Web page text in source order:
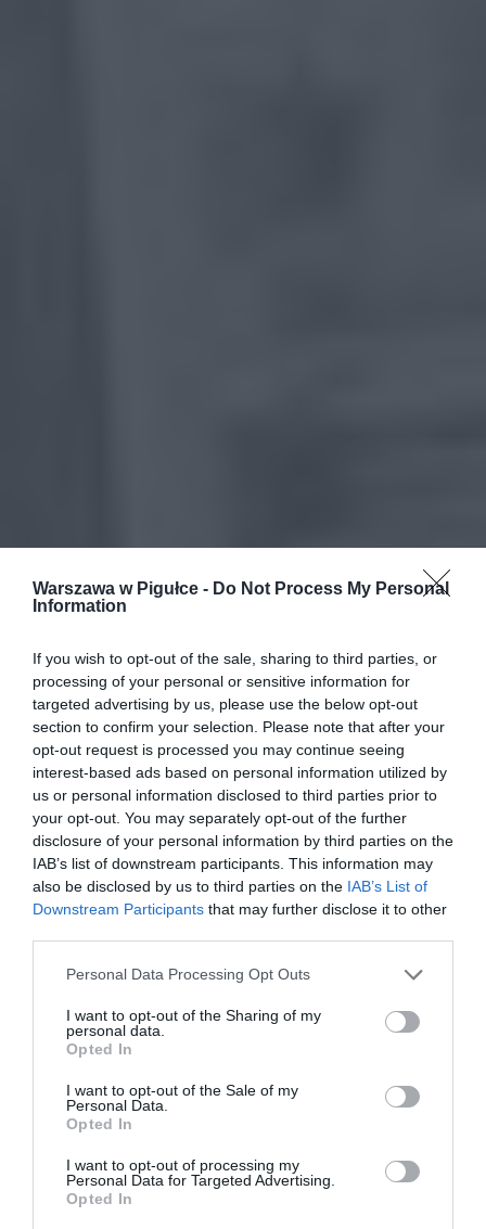
Warszawa w Pigułce - Do Not Process My Personal
Information
If you wish to opt-out of the sale, sharing to third parties, or
processing of your personal or sensitive information for
targeted advertising by us, please use the below opt-out
section to confirm your selection. Please note that after your
opt-out request is processed you may continue seeing
interest-based ads based on personal information utilized by
us or personal information disclosed to third parties prior to
your opt-out. You may separately opt-out of the further
disclosure of your personal information by third parties on the
IAB’s list of downstream participants. This information may
also be disclosed by us to third parties on the IAB’s List of
Downstream Participants that may further disclose it to other
Personal Data Processing Opt Outs
I want to opt-out of the Sharing of my
personal data.
Opted In
I want to opt-out of the Sale of my
Personal Data.
Opted In
I want to opt-out of processing my
Personal Data for Targeted Advertising.
Opted In